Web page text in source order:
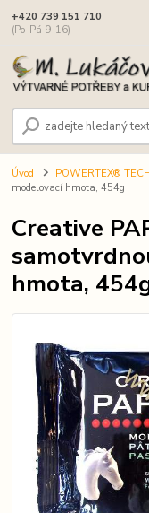
+420 739 151 710
(Po-Pá 9-16)
Úvod POWERTEX®
modelovací hmota, 454g
Creative
hmota,